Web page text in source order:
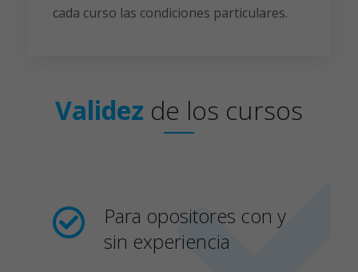
cada curso las condiciones particulares.
Validez de los cursos
Para opositores con y
sin experiencia